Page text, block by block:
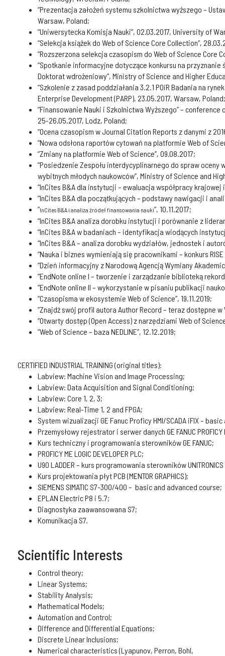
“Prezentacja założeń systemu szkolnictwa wyższego –
Warsaw, Poland;
“Uniwersytecka Komisja Nauki”, 02.03.2017, University of
“Selekcja książek do Web of Science Core Collection”,
“Rozszerzona selekcja czasopism do Web of Science Core
“Spotkanie informacyjne dotyczące konkursu na
Doktorat wdrożeniowy”, Ministry of Science and Higher
“Szkolenie z zasad poddziałania 3.2.1 POiR Badania na
Enterprise Development (PARP), 23.05.2017, Warsaw, Poland;
“Finansowanie Nauki i Szkolnictwa Wyższego” –
25-26.05.2017, Lodz, Poland;
“Ocena czasopism w Journal Citation Reports z danymi z
“Nowa odsłona raportów cytowań na platformie Web of
“Zmiany na platformie Web of Science”, 09.08.2017;
“Posiedzenie Zespołu interdycyplinarnego do spraw
wybitnych młodych naukowców”, Ministry of Science and
“InCites B&A dla instytucji – ewaluacja współpracy
“InCites B&A dla początkujących – podstawy nawigacji i
“InCites B&A i analiza źródeł finansowania nauki“, 10.11.2017;
“InCites B&A analiza dorobku instytucji i porównanie z
“InCites B&A w badaniach – identyfikacja wiodących
“InCites B&A – analiza dorobku wydziałów, jednostek i
“Nauka i biznes wymieniają się pracownikami – konkurs
“Dzień informacyjny z Narodową Agencją Wymiany
“EndNote online I – tworzenie i zarządzanie biblioteką
“EndNote online II – wykorzystanie w pisaniu publikacji
“Czasopisma w ekosystemie Web of Science”, 19.11.2019;
“Znajdź swój profil autora Author Record – teraz dostępne w
“Otwarty dostęp (Open Access) z narzędziami Web of
“Web of Science – baza NEDLINE”, 12.12.2019;
CERTIFIED INDUSTRIAL TRAINING (original titles):
Labview: Machine Vision and Image Processing;
Labview: Data Acquisition and Signal Conditioning;
Labview: Core 1, 2, 3;
Labview: Real-Time 1, 2 and FPGA;
System wizualizacji GE Fanuc Proficy HMI/SCADA iFIX –
Przemysłowy rejestrator i serwer danych GE FANUC PROFICY
Kurs techniczny i programowania sterowników GE FANUC;
PROFICY ME LOGIC DEVELOPER PLC;
U90 LADDER – kurs programowania sterowników
Kurs projektowania płyt PCB (MENTOR GRAPHICS);
SIEMENS SIMATIC S7-300/400 – basic and advanced course;
EPLAN Electric P8 i 5.7;
Diagnostyka zaawansowana S7;
Komunikacja S7.
Scientific Interests
Control theory;
Linear Systems;
Stability Analysis;
Mathematical Models;
Automation and Control;
Difference and Differential Equations;
Discrete Linear Inclusions;
Numerical characteristics (Lyapunov, Perron, Bohl,